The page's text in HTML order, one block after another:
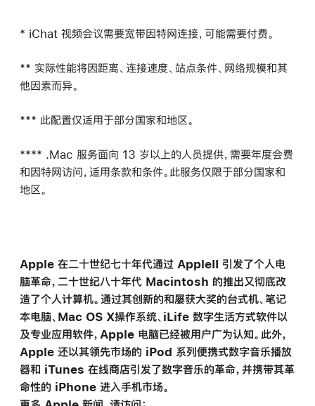
* iChat 视频会议需要宽带因特网连接，可能需要付费。
** 实际性能将因距离、连接速度、站点条件、网络规模和其
他因素而异。
*** 此配置仅适用于部分国家和地区。
**** .Mac 服务面向 13 岁以上的人员提供，需要年度会费
和因特网访问，适用条款和条件。此服务仅限于部分国家和
地区。
Apple 在二十世纪七十年代通过 AppleII 引发了个人电
脑革命，二十世纪八十年代 Macintosh 的推出又彻底改
造了个人计算机。通过其创新的和屡获大奖的台式机、笔记
本电脑、Mac OS X操作系统、iLife 数字生活方式软件以
及专业应用软件，Apple 电脑已经被用户广为认知。此外，
Apple 还以其领先市场的 iPod 系列便携式数字音乐播放
器和 iTunes 在线商店引发了数字音乐的革命，并携带其革
命性的 iPhone 进入手机市场。